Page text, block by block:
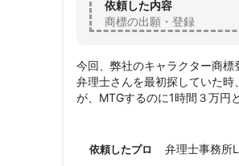
依頼した内容
商標の出願・登録
今回、弊社のキャラクター商標
弁理士さんを最初探していた
が、MTGするのに1時間３万円
最初から最後までとてもご親
依頼したプロ 弁理士事務所